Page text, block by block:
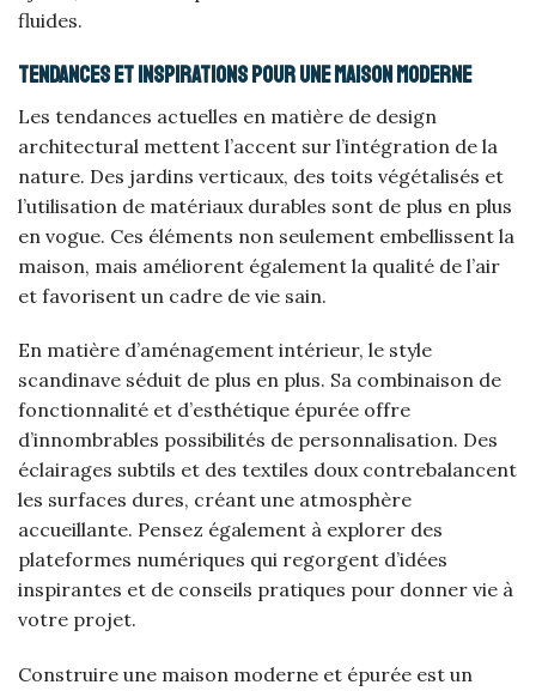
fluides.
Tendances et inspirations pour une maison moderne
Les tendances actuelles en matière de design
architectural mettent l’accent sur l’intégration de la
nature. Des jardins verticaux, des toits végétalisés et
l’utilisation de matériaux durables sont de plus en plus
en vogue. Ces éléments non seulement embellissent la
maison, mais améliorent également la qualité de l’air
et favorisent un cadre de vie sain.
En matière d’aménagement intérieur, le style
scandinave séduit de plus en plus. Sa combinaison de
fonctionnalité et d’esthétique épurée offre
d’innombrables possibilités de personnalisation. Des
éclairages subtils et des textiles doux contrebalancent
les surfaces dures, créant une atmosphère
accueillante. Pensez également à explorer des
plateformes numériques qui regorgent d’idées
inspirantes et de conseils pratiques pour donner vie à
votre projet.
Construire une maison moderne et épurée est un